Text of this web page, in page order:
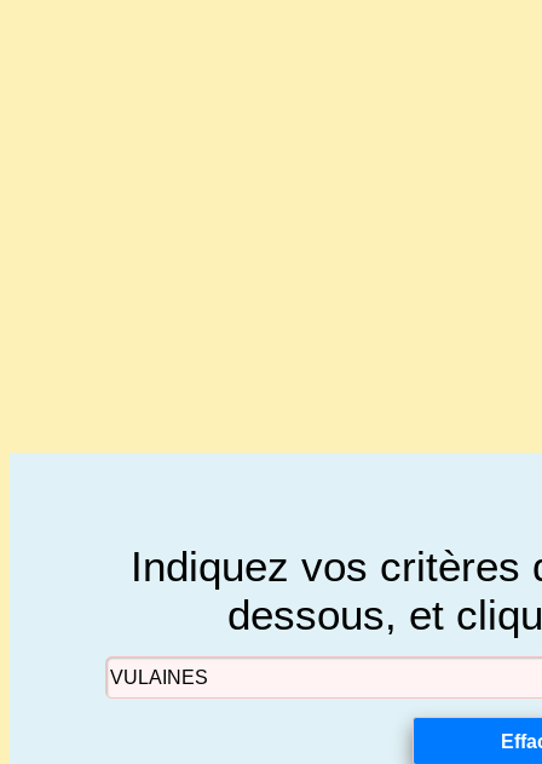
Indiquez vos critères
dessous, et